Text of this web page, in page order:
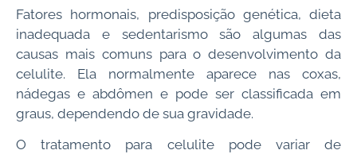
Fatores hormonais, predisposição genética, dieta
inadequada e sedentarismo são algumas das
causas mais comuns para o desenvolvimento da
celulite. Ela normalmente aparece nas coxas,
nádegas e abdômen e pode ser classificada em
graus, dependendo de sua gravidade.
O tratamento para celulite pode variar de